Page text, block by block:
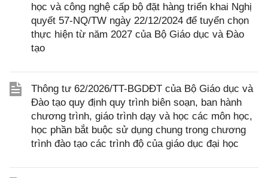
học và công nghệ cấp bộ đặt hàng triển khai Nghị
quyết 57-NQ/TW ngày 22/12/2024 để tuyển chọn
thực hiện từ năm 2027 của Bộ Giáo dục và Đào
tạo
Thông tư 62/2026/TT-BGDĐT của Bộ Giáo dục và
Đào tạo quy định quy trình biên soạn, ban hành
chương trình, giáo trình dạy và học các môn học,
học phần bắt buộc sử dụng chung trong chương
trình đào tạo các trình độ của giáo dục đại học